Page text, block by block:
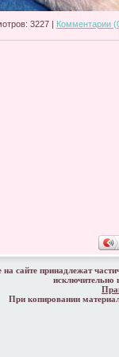
3227 | Комментарии
сайте принадлежат
исключительно
При копировании